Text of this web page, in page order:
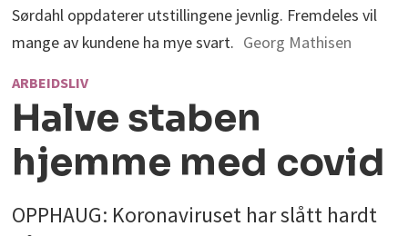
Sørdahl oppdaterer utstillingene jevnlig. Fremdeles vil
mange av kundene ha mye svart. Georg Mathisen
ARBEIDSLIV
Halve staben
hjemme med covid
OPPHAUG: Koronaviruset har slått hardt